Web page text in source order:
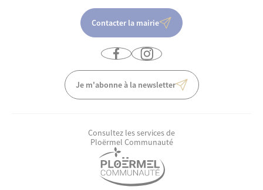
Contacter la mairie
Je m'abonne à la newsletter
Consultez les services de
Ploërmel Communauté